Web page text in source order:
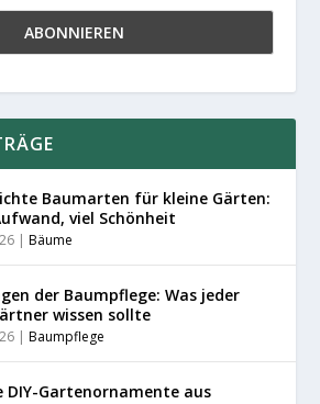
Baumarten für kleine Gärten:
viel Schönheit
|Bäume
der Baumpflege: Was jeder
wissen sollte
|Baumpflege
DIY-Gartenornamente aus